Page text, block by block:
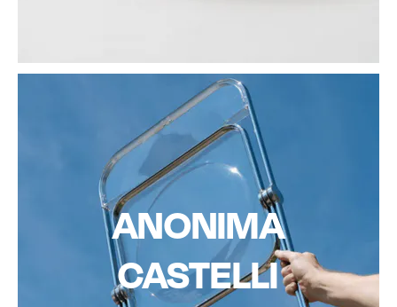
ANONIMA
CASTELLI